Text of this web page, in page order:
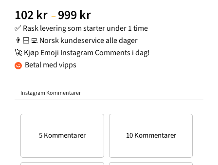
102kr – 999kr
✅ Rask levering som starter under 1 time
👨🏻‍💻 Norsk kundeservice alle dager
🚀 Kjøp Emoji Instagram Comments i dag!
Betal med vipps
Instagram Kommentarer
5 Kommentarer 10 Kommentarer